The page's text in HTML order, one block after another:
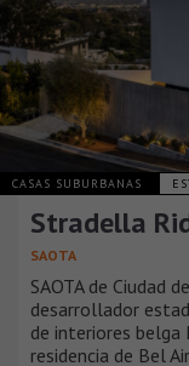
CASAS SUBURBANAS
Stradella
SAOTA
SAOTA de Ciudad
desarrollador
de interiores belga
residencia de Bel